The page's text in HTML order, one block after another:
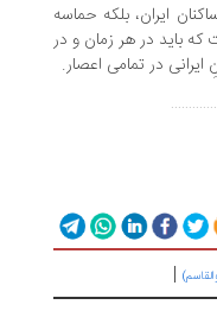
بلکه حماسه
در هر زمان و در
در تمامی اعصار.